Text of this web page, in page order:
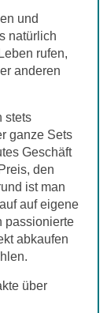
und
natürlich
rufen,
anderen
stets
ganze Sets
Geschäft
den
ist man
auf eigene
passionierte
abkaufen
über